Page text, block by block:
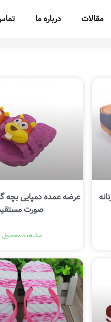
مقالات درباره ما
عرضه عمده دمپایی بچه
صورت
مشاهده محصول